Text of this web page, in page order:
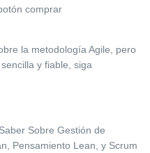
comprar
la metodología Agile, pero
y fiable, siga
Sobre Gestión de
Pensamiento Lean, y Scrum